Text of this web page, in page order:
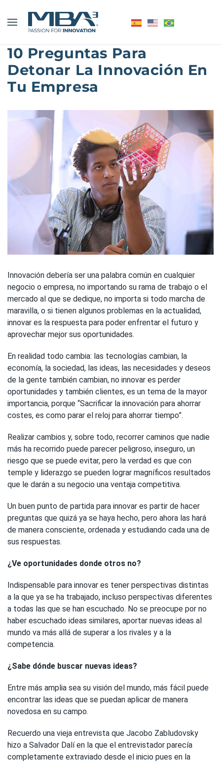
10 Preguntas Para
Detonar La Innovación En
Tu Empresa
Innovación debería ser una palabra común en cualquier
negocio o empresa, no importando su rama de trabajo o el
mercado al que se dedique, no importa si todo marcha de
maravilla, o si tienen algunos problemas en la actualidad,
innovar es la respuesta para poder enfrentar el futuro y
aprovechar mejor sus oportunidades.
En realidad todo cambia: las tecnologías cambian, la
economía, la sociedad, las ideas, las necesidades y deseos
de la gente también cambian, no innovar es perder
oportunidades y también clientes, es un tema de la mayor
importancia, porque “Sacrificar la innovación para ahorrar
costes, es como parar el reloj para ahorrar tiempo”.
Realizar cambios y, sobre todo, recorrer caminos que nadie
más ha recorrido puede parecer peligroso, inseguro, un
riesgo que se puede evitar, pero la verdad es que con
temple y liderazgo se pueden lograr magníficos resultados
que le darán a su negocio una ventaja competitiva.
Un buen punto de partida para innovar es partir de hacer
preguntas que quizá ya se haya hecho, pero ahora las hará
de manera consciente, ordenada y estudiando cada una de
sus respuestas.
¿Ve oportunidades donde otros no?
Indispensable para innovar es tener perspectivas distintas
a la que ya se ha trabajado, incluso perspectivas diferentes
a todas las que se han escuchado. No se preocupe por no
haber escuchado ideas similares, aportar nuevas ideas al
mundo va más allá de superar a los rivales y a la
competencia.
¿Sabe dónde buscar nuevas ideas?
Entre más amplia sea su visión del mundo, más fácil puede
encontrar las ideas que se puedan aplicar de manera
novedosa en su campo.
Recuerdo una vieja entrevista que Jacobo Zabludovsky
hizo a Salvador Dalí en la que el entrevistador parecía
completamente extraviado desde el inicio pues en la